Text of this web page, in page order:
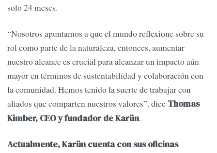
solo 24 meses.
“Nosotros apuntamos a que el mundo reflexione sobre su
rol como parte de la naturaleza, entonces, aumentar
nuestro alcance es crucial para alcanzar un impacto aún
mayor en términos de sustentabilidad y colaboración con
la comunidad. Hemos tenido la suerte de trabajar con
aliados que comparten nuestros valores”, dice Thomas
Kimber, CEO y fundador de Karün.
Actualmente, Karün cuenta con sus oficinas